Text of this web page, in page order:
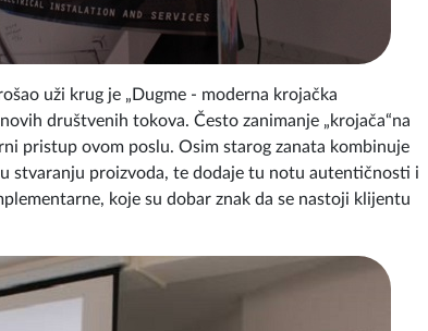
uži krug je „Dugme - moderna krojačka
društvenih tokova. Često zanimanje „krojača“na
pristup ovom poslu. Osim starog zanata kombinuje
stvaranju proizvoda, te dodaje tu notu autentičnosti i
koje su dobar znak da se nastoji klijentu